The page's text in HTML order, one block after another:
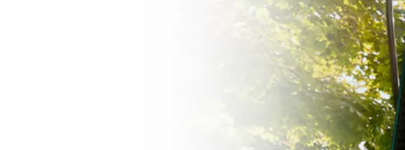
di mobilità elettrica è gestito da Plenitude On The Road